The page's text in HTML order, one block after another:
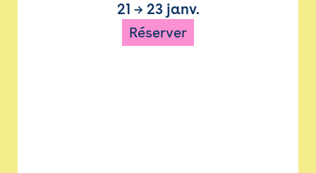
21 → 23 janv.
Réserver